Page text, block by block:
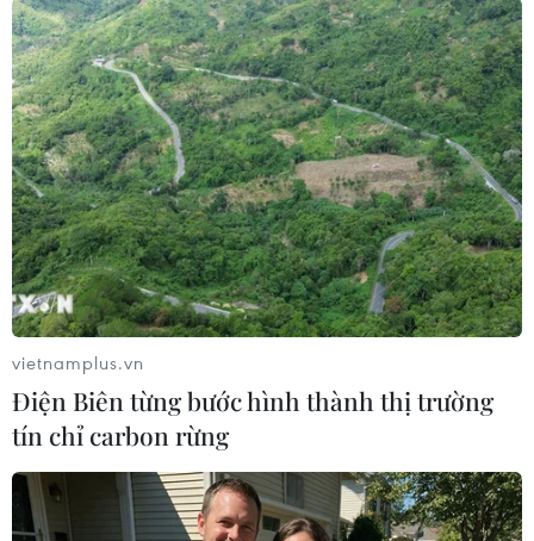
Paris./.
(TTXVN/Vietnam+)
#Bộ Ngoại giao Australia
#Pháp triệu hồi Đại sứ
vietnamplus.vn
Điện Biên từng bước hình thành thị trường
tín chỉ carbon rừng